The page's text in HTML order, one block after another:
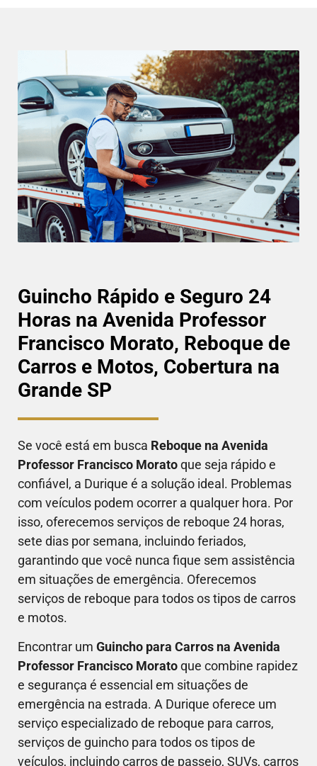
Guincho Rápido e Seguro 24
Horas na Avenida Professor
Francisco Morato, Reboque de
Carros e Motos, Cobertura na
Grande SP
Se você está em busca Reboque na Avenida
Professor Francisco Moratoque seja rápido e
confiável, a Durique é a solução ideal. Problemas
com veículos podem ocorrer a qualquer hora. Por
isso, oferecemos serviços de reboque 24 horas,
sete dias por semana, incluindo feriados,
garantindo que você nunca fique sem assistência
em situações de emergência. Oferecemos
serviços de reboque para todos os tipos de carros
e motos.
Encontrar um Guincho para Carros na Avenida
Professor Francisco Moratoque combine rapidez
e segurança é essencial em situações de
emergência na estrada. A Durique oferece um
serviço especializado de reboque para carros,
serviços de guincho para todos os tipos de
veículos, incluindo carros de passeio, SUVs, carros